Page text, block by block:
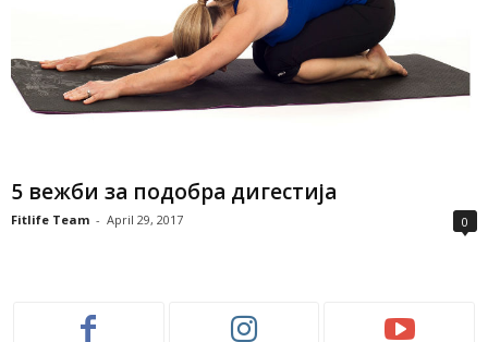
5 вежби за подобра дигестија
Fitlife Team - April 29, 2017 0